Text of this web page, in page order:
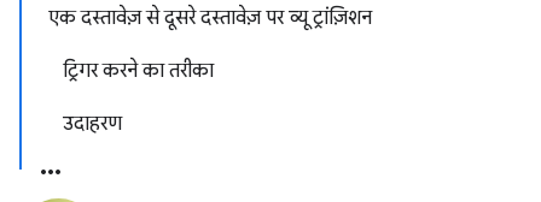
एक दस्तावेज़ से दूसरे दस्तावेज़ पर व्यू ट्रांज़िशन
ट्रिगर करने का तरीका
उदाहरण